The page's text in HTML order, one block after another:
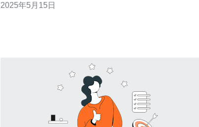
户体验。 香港VPS提供商通常拥有先进的数据中心设施，
2025年5月15日